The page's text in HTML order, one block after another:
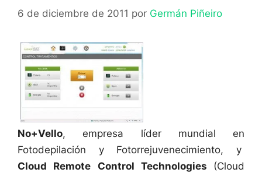
6 de diciembre de 2011 por Germán Piñeiro
No+Vello, empresa líder mundial en
Fotodepilación y Fotorrejuvenecimiento, y
Cloud Remote Control Technologies (Cloud